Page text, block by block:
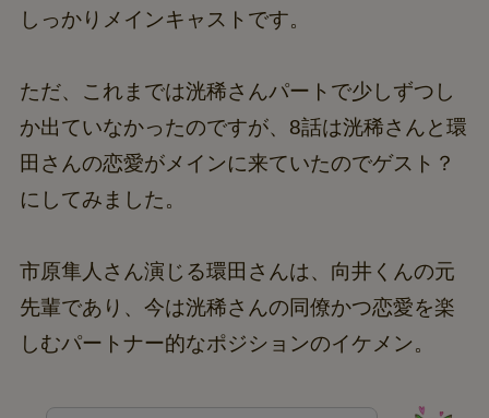
しっかりメインキャストです。
ただ、これまでは洸稀さんパートで少しずつし
か出ていなかったのですが、8話は洸稀さんと環
田さんの恋愛がメインに来ていたのでゲスト？
にしてみました。
市原隼人さん演じる環田さんは、向井くんの元
先輩であり、今は洸稀さんの同僚かつ恋愛を楽
しむパートナー的なポジションのイケメン。